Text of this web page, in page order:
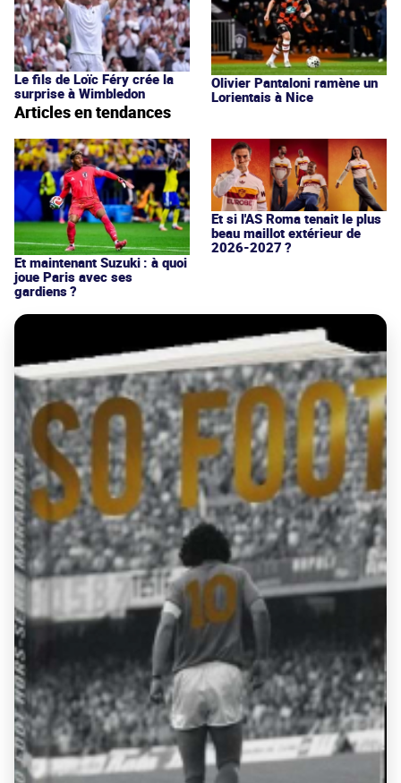
Le fils de Loïc Féry crée la
surprise à Wimbledon
Olivier Pantaloni ramène un
Lorientais à Nice
Articles en tendances
Et maintenant Suzuki : à quoi
joue Paris avec ses
gardiens ?
Et si l'AS Roma tenait le plus
beau maillot extérieur de
2026-2027 ?